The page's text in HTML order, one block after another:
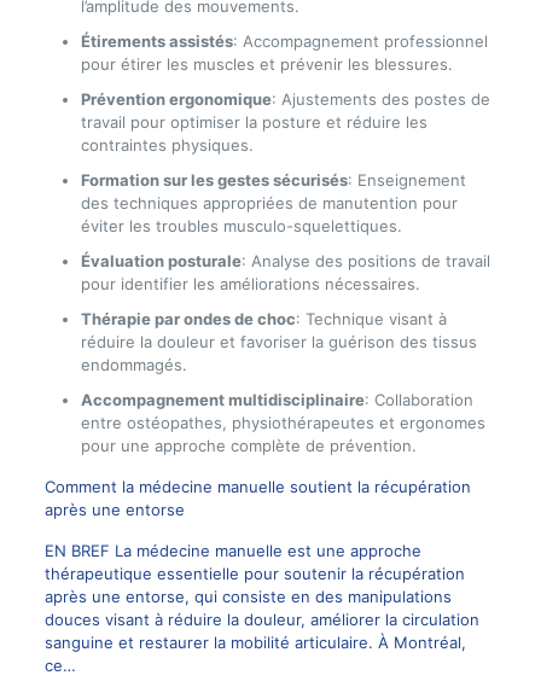
l’amplitude des mouvements.
Étirements assistés: Accompagnement professionnel
pour étirer les muscles et prévenir les blessures.
Prévention ergonomique: Ajustements des postes de
travail pour optimiser la posture et réduire les
contraintes physiques.
Formation sur les gestes sécurisés: Enseignement
des techniques appropriées de manutention pour
éviter les troubles musculo-squelettiques.
Évaluation posturale: Analyse des positions de travail
pour identifier les améliorations nécessaires.
Thérapie par ondes de choc: Technique visant à
réduire la douleur et favoriser la guérison des tissus
endommagés.
Accompagnement multidisciplinaire: Collaboration
entre ostéopathes, physiothérapeutes et ergonomes
pour une approche complète de prévention.
Comment la médecine manuelle soutient la récupération
après une entorse
EN BREF La médecine manuelle est une approche
thérapeutique essentielle pour soutenir la récupération
après une entorse, qui consiste en des manipulations
douces visant à réduire la douleur, améliorer la circulation
sanguine et restaurer la mobilité articulaire. À Montréal,
ce…